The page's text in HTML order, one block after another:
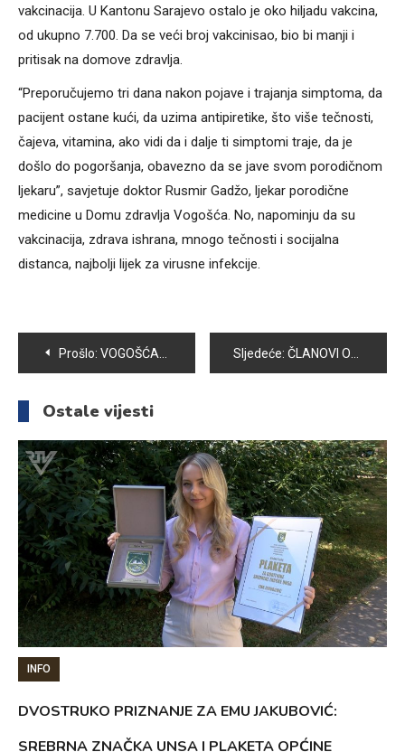
vakcinacija. U Kantonu Sarajevo ostalo je oko hiljadu vakcina,
od ukupno 7.700. Da se veći broj vakcinisao, bio bi manji i
pritisak na domove zdravlja.
“Preporučujemo tri dana nakon pojave i trajanja simptoma, da
pacijent ostane kući, da uzima antipiretike, što više tečnosti,
čajeva, vitamina, ako vidi da i dalje ti simptomi traje, da je
došlo do pogoršanja, obavezno da se jave svom porodičnom
ljekaru”, savjetuje doktor Rusmir Gadžo, ljekar porodične
medicine u Domu zdravlja Vogošća. No, napominju da su
vakcinacija, zdrava ishrana, mnogo tečnosti i socijalna
distanca, najbolji lijek za virusne infekcije.
Navigacija
članaka
Prošlo: VOGOŠĆANSKI ATLETIČARI PAMTIT ĆE PROTEKLU GODINU PO SJAJNIM REZULTATIMA Sljedeće: ČLANOVI OMLADINSKOG UDRUŽENJA “TEMPO” I OVOG RAMAZANA POSTAČIMA I POVRATNICIMA DOSTAVLJAJU IFTARE
Ostale vijesti
INFO
DVOSTRUKO PRIZNANJE ZA EMU JAKUBOVIĆ:
SREBRNA ZNAČKA UNSA I PLAKETA OPĆINE